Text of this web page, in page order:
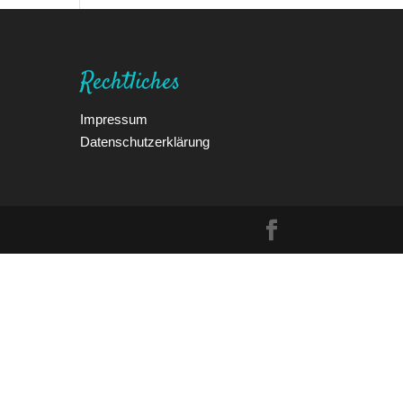
Rechtliches
Impressum
Datenschutzerklärung